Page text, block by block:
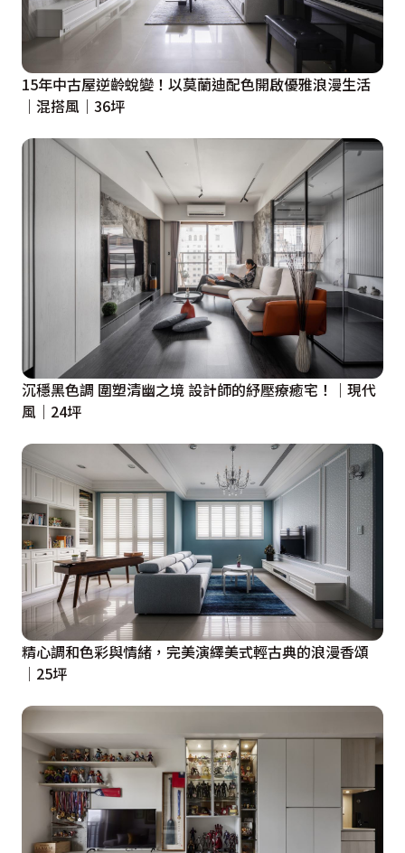
15年中古屋逆齡蛻變！以莫蘭迪配色開啟優雅浪漫生活
｜混搭風｜36坪
沉穩黑色調 圍塑清幽之境 設計師的紓壓療癒宅！｜現代
風｜24坪
精心調和色彩與情緒，完美演繹美式輕古典的浪漫香頌
│25坪